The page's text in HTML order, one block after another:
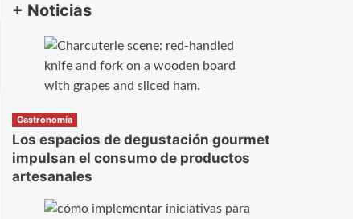
+ Noticias
Gastronomía
Los espacios de degustación gourmet
impulsan el consumo de productos
artesanales